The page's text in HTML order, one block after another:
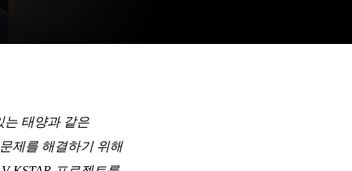
는 태양과 같은
제를 해결하기 위해